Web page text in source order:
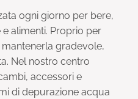
ogni giorno per bere,
alimenti. Proprio per
gradevole,
Nel nostro centro
accessori e
di depurazione acqua